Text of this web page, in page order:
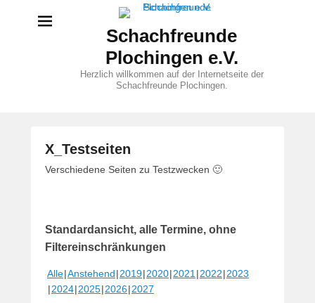
Schachfreunde
Plochingen e.V.
Herzlich willkommen auf der Internetseite der
Schachfreunde Plochingen.
X_Testseiten
V
f
f
n
Verschiedene Seiten zu Testzwecken 🙂
Standardansicht, alle Termine, ohne
Filtereinschränkungen
Alle Anstehend 2019 2020 2021 2022 2023
2024 2025 2026 2027